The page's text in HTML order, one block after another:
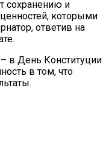
сохранению и
которыми
ответив на
в День Конституции
в том, что